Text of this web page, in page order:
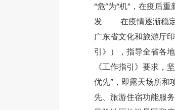
“危”为“机”，在疫后
发 在疫情逐渐稳定
广东省文化和旅游厅
引》），指导全省各
《工作指引》要求，
优先”，即露天场所和
先、旅游住宿功能服